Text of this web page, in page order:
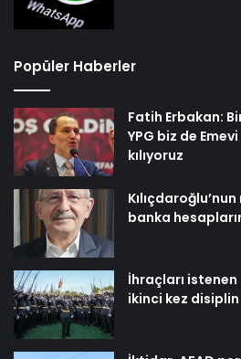
Popüler Haberler
Fatih Erbakan:
YPG biz de
kılıyoruz
banka
İhraçları
ikinci kez